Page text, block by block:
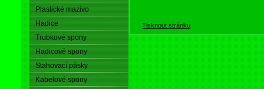
Plastické mazivo
Hadice
Trubkové spony
Hadicové spony
Stahovací pásky
Kabelové spony
Tisknout stránku